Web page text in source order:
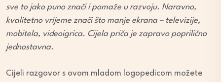
sve to jako puno znači i pomaže u razvoju. Naravno,
kvalitetno vrijeme znači što manje ekrana – televizije,
mobitela, videoigrica. Cijela priča je zapravo poprilično
jednostavna.
Cijeli razgovor s ovom mladom logopedicom možete